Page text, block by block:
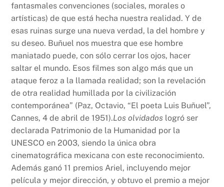
fantasmales convenciones (sociales, morales o
artísticas) de que está hecha nuestra realidad. Y de
esas ruinas surge una nueva verdad, la del hombre y
su deseo. Buñuel nos muestra que ese hombre
maniatado puede, con sólo cerrar los ojos, hacer
saltar el mundo. Esos filmes son algo más que un
ataque feroz a la llamada realidad; son la revelación
de otra realidad humillada por la civilización
contemporánea” (Paz, Octavio, “El poeta Luis Buñuel”,
Cannes, 4 de abril de 1951).Los olvidados logró ser
declarada Patrimonio de la Humanidad por la
UNESCO en 2003, siendo la única obra
cinematográfica mexicana con este reconocimiento.
Además ganó 11 premios Ariel, incluyendo mejor
película y mejor dirección, y obtuvo el premio a mejor